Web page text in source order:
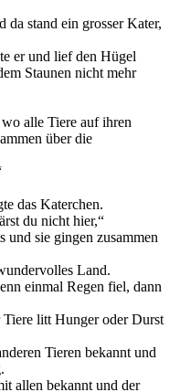
da stand ein grosser Kater,
er und lief den Hügel
Staunen nicht mehr
alle Tiere auf ihren
über die
das Katerchen.
du nicht hier,“
und sie gingen zusammen
Land.
einmal Regen fiel, dann
Tiere litt Hunger oder Durst
Tieren bekannt und
allen bekannt und der